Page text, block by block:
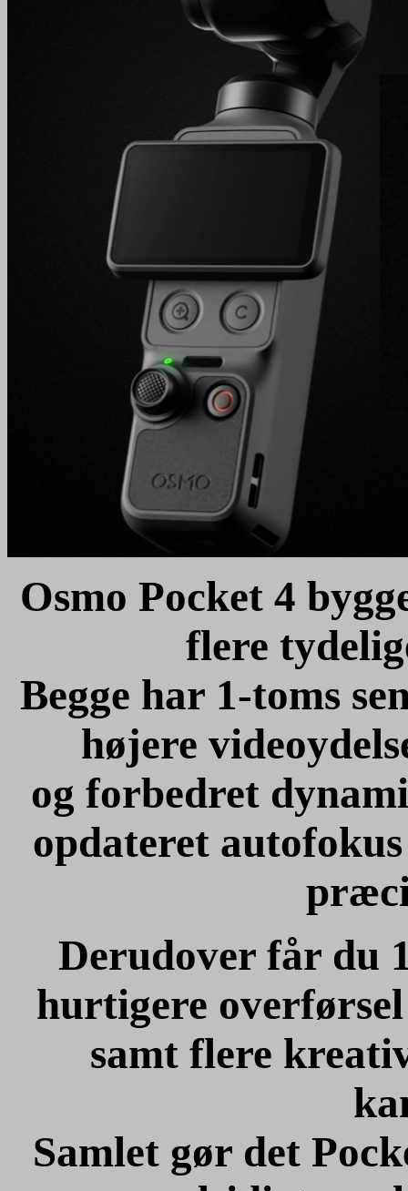
Osmo Pocket 4
flere
Begge har 1-toms
højere
og forbedret
opdateret
Derudover får du
hurtigere
samt flere
Samlet gør det